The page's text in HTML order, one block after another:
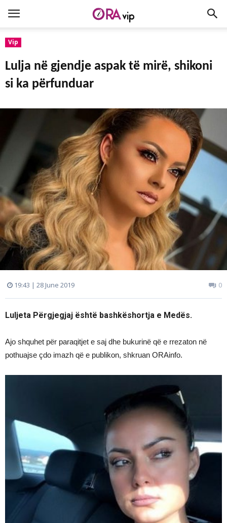
Vip
Lulja në gjendje aspak të mirë, shikoni
si ka përfunduar
19:43 | 28 June 2019 0
Luljeta Përgjegjaj është bashkëshortja e Medës.
Ajo shquhet për paraqitjet e saj dhe bukurinë që e rrezaton në
pothuajse çdo imazh që e publikon, shkruan ORAinfo.